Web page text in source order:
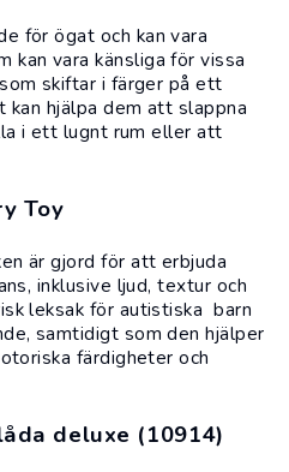
för ögat och kan vara
kan vara känsliga för vissa
skiftar i färger på ett
hjälpa dem att slappna
i ett lugnt rum eller att
Toy
är gjord för att erbjuda
inklusive ljud, textur och
leksak för autistiska barn
samtidigt som den hjälper
färdigheter och
deluxe (10914)